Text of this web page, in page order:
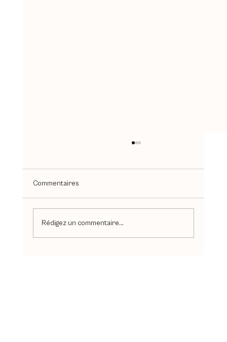
Commentaires
Rédigez un commentaire...